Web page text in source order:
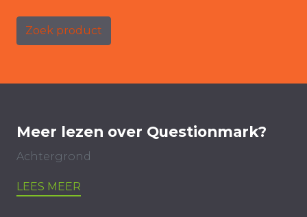
Zoek product
Meer lezen over Questionmark?
Achtergrond
LEES MEER